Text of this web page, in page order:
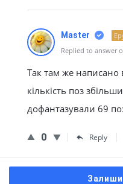
Master
Replied to answer
Так там же написано
кількість поз
дофантазували 69
0 Reply